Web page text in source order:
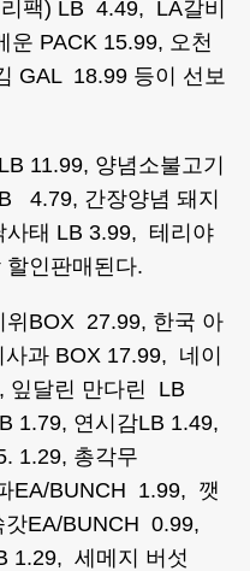
팩) LB 4.49, LA갈비
PACK 15.99, 오천
GAL 18.99 등이 선보
11.99, 양념소불고기
4.79, 간장양념 돼지
태 LB 3.99, 테리야
인판매된다.
위BOX 27.99, 한국 아
과 BOX 17.99, 네이
잎달린 만다린 LB
1.79, 연시감LB 1.49,
1.29, 총각무
EA/BUNCH 1.99, 깻
EA/BUNCH 0.99,
1.29, 세메지 버섯